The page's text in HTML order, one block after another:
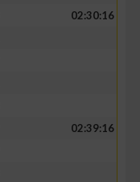
02:30:16
02:39:16